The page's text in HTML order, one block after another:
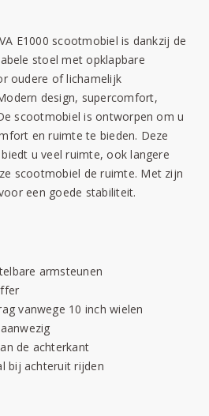
E1000 scootmobiel is dankzij de
stoel met opklapbare
oudere of lichamelijk
design, supercomfort,
scootmobiel is ontworpen om u
en ruimte te bieden. Deze
u veel ruimte, ook langere
scootmobiel de ruimte. Met zijn
een goede stabiliteit.
armsteunen
vanwege 10 inch wielen
de achterkant
bij achteruit rijden